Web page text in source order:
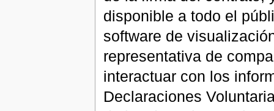
disponible a todo el
software de
representativa de
interactuar con los
Declaraciones